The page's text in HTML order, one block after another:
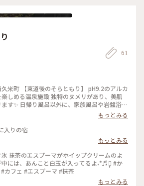
ったです (；´∀｀)しかも暑かった🔆 ̨ ̨ ₍⌯́⌓⌯̀ ₎
お出かけ楽しかったです(*^^*) #ヒーリング
セカイ #Canon #一眼レフカメラ #動物 #GW #カメラ
61
米町 【東道後のそらともり】 pH9.2のアルカ
しめる温泉施設 独特のヌメリがあり、美肌
す✨️ 日帰り風呂以外に、家族風呂や岩盤浴な
在でき、さらに宿泊も可能です！ * * * この
かったので家族風呂へ 半露天風呂客室と同
です 足を伸ばしてゆっくり浸かれましたよ
灯より自然光が多く降りそそぐので デジタル
ょうどいいなと感じました #四国 #愛媛 #松
#そらともり #温泉
もっとみる
入りの宿
もっとみる
抹茶のエスプーマがホイップクリームのよ
には、あんこと白玉が入ってるよ˖*♬೨̣̥ #か
カフェ #エスプーマ #抹茶
もっとみる